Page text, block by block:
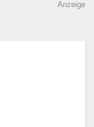
Anzeige